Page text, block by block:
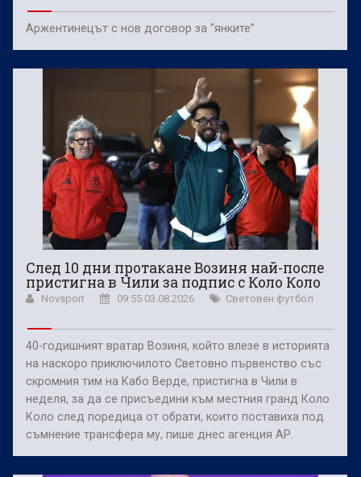
Аржентинецът с нов договор за “янките”
След 10 дни протакане Возиня най-после
пристигна в Чили за подпис с Коло Коло
Novsport 09:55 03.08.2026 Световен футбол
40-годишният вратар Возиня, който влезе в историята
на наскоро приключилото Световно първенство със
скромния тим на Кабо Верде, пристигна в Чили в
неделя, за да се присъедини към местния гранд Коло
Коло след поредица от обрати, които поставиха под
съмнение трансфера му, пише днес агенция АР.